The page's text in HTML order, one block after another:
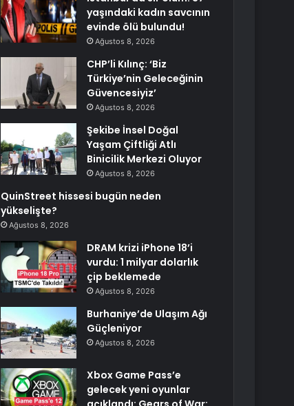
yaşındaki kadın savcının
evinde ölü bulundu!
Ağustos 8, 2026
CHP’li Kılınç: ‘Biz
Türkiye’nin Geleceğinin
Güvencesiyiz’
Ağustos 8, 2026
Şekibe İnsel Doğal
Yaşam Çiftliği Atlı
Binicilik Merkezi Oluyor
Ağustos 8, 2026
QuinStreet hissesi bugün neden
yükselişte?
Ağustos 8, 2026
DRAM krizi iPhone 18’i
vurdu: 1 milyar dolarlık
çip beklemede
Ağustos 8, 2026
Burhaniye’de Ulaşım Ağı
Güçleniyor
Ağustos 8, 2026
Xbox Game Pass’e
gelecek yeni oyunlar